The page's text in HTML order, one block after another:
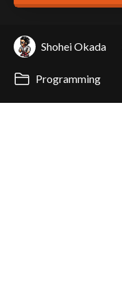
Shohei Okada
Programming